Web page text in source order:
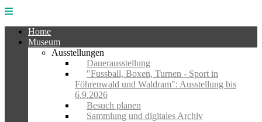
Home
Museum
Ausstellungen
Dauerausstellung
"Fussball, Boxen, Turnen - Sport in
Föhrenwald und Waldram": Ausstellung bis
6.9.2026
Besuch planen
Sammlung und digitales Archiv